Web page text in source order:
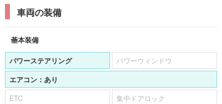
車両の装備
基本装備
パワーステアリング
パワーウィンドウ
エアコン： あり
ETC
集中ドアロック